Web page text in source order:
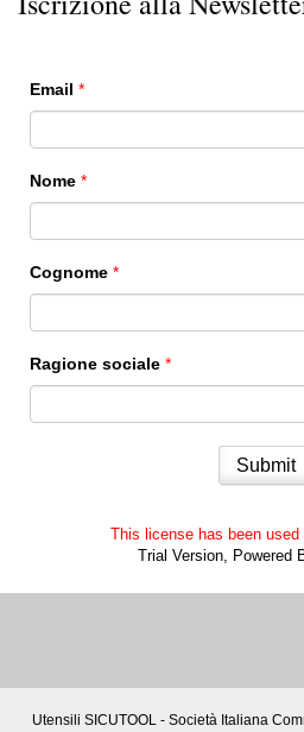
Email *
Nome *
Cognome *
Ragione sociale *
Submit
This license has been used
Trial Version, Powered
Utensili SICUTOOL - Società Italiana